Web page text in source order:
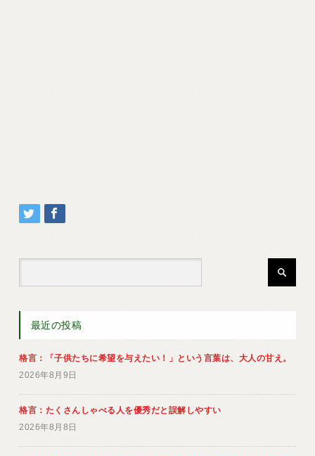
最近の投稿
格言：「子供たちに希望を与えたい！」という言葉は、大人の甘え。
2026年8月9日
格言：たくさんしゃべる人を優秀だと誤解しやすい
2026年8月8日